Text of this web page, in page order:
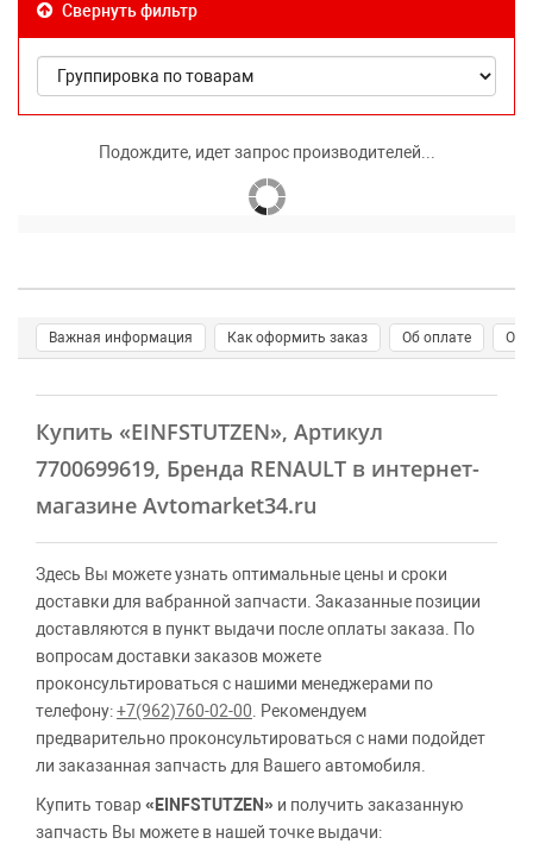
Свернуть фильтр
Подождите, идет запрос производителей...
Важная информация Как оформить заказ Об оплате О
Купить «EINFSTUTZEN», Артикул
7700699619, Бренда RENAULT в интернет-
магазине Avtomarket34.ru
Здесь Вы можете узнать оптимальные цены и сроки
доставки для вабранной запчасти. Заказанные позиции
доставляются в пункт выдачи после оплаты заказа. По
вопросам доставки заказов можете
проконсультироваться с нашими менеджерами по
телефону:+7(962)760-02-00 . Рекомендуем
предварительно проконсультироваться с нами подойдет
ли заказанная запчасть для Вашего автомобиля.
Купить товар«EINFSTUTZEN» и получить заказанную
запчасть Вы можете в нашей точке выдачи: